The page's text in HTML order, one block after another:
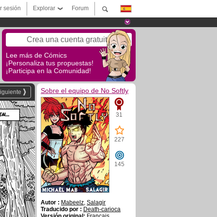
Forum
Explorar
sesión
Crea una cuenta gratuita
Lee más de Cómics
¡Personaliza tus propuestas!
¡Participa en la Comunidad!
Sobre el equipo de No Softly
31
227
145
Autor : Mabeelz, Salagir
Traducido por : Death-carioca